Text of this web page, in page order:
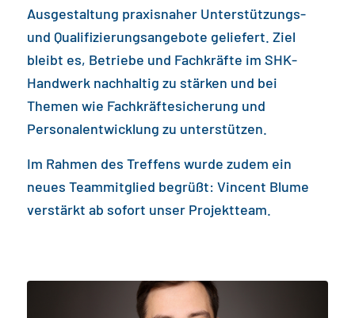
Ausgestaltung praxisnaher Unterstützungs-
und Qualifizierungsangebote geliefert. Ziel
bleibt es, Betriebe und Fachkräfte im SHK-
Handwerk nachhaltig zu stärken und bei
Themen wie Fachkräftesicherung und
Personalentwicklung zu unterstützen.
Im Rahmen des Treffens wurde zudem ein
neues Teammitglied begrüßt: Vincent Blume
verstärkt ab sofort unser Projektteam.